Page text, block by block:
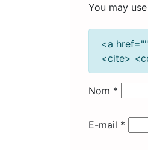
You may
<a
<cite>
Nom *
E-mail *